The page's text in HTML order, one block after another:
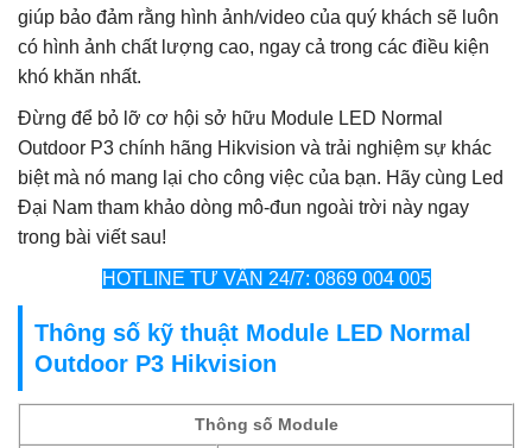
giúp bảo đảm rằng hình ảnh/video của quý khách sẽ luôn
có hình ảnh chất lượng cao, ngay cả trong các điều kiện
khó khăn nhất.
Đừng để bỏ lỡ cơ hội sở hữu Module LED Normal
Outdoor P3 chính hãng Hikvision và trải nghiệm sự khác
biệt mà nó mang lại cho công việc của bạn. Hãy cùng Led
Đại Nam tham khảo dòng mô-đun ngoài trời này ngay
trong bài viết sau!
HOTLINE TƯ VẤN 24/7: 0869 004 005
Thông số kỹ thuật Module LED Normal
Outdoor P3 Hikvision
Thông số Module